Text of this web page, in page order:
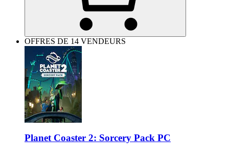
OFFRES DE 14 VENDEURS
Planet Coaster 2: Sorcery Pack PC